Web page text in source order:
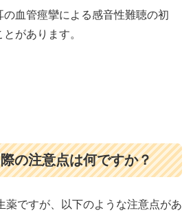
の血管痙攣による感音性難聴の初
があります。
の注意点は何ですか？
薬ですが、以下のような注意点があ